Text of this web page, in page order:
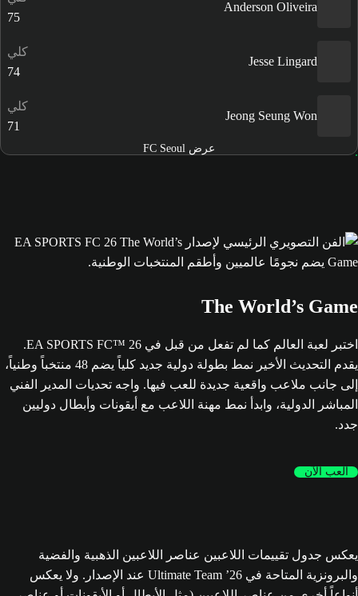
Anderson Oliveira
75
Jesse Lingard
كلي
74
Jeong Seung Won
كلي
71
عرض FC Seoul
The World’s Game
اختبر لعبة العالم كما لم تفعل من قبل في EA SPORTS FC™ 26.
يقدم التحديث الأخير نمط بطولة دولية جديد كلياً يضم 48 منتخباً وطنياً،
إلى جانب ملاعب واقعية جديدة للعب فيها. واجه تحديات المدير الفني
المباشر الدولية، وابدأ نمط مهنة اللاعب مع أيقونات وأبطال دوليين
جدد.
العب الآن
يعكس جدول تقييمات اللاعبين عناصر اللاعبين الذهبية والفضية
والبرونزية المتاحة في Ultimate Team ’26 عند الإصدار. ولا يعكس